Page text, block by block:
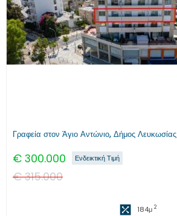
Προηγούμενο
Γραφεία στον Άγιο Αντώνιο, Δήμος Λευκωσίας
€ 300.000 Ενδεικτική Τιμή
€315.000
184μ 2